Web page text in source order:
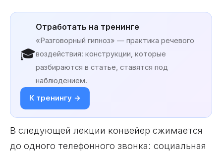
🎓
Отработать на тренинге
«Разговорный гипноз» — практика речевого
воздействия: конструкции, которые
разбираются в статье, ставятся под
наблюдением.
К тренингу →
В следующей лекции конвейер сжимается
до одного телефонного звонка: социальная